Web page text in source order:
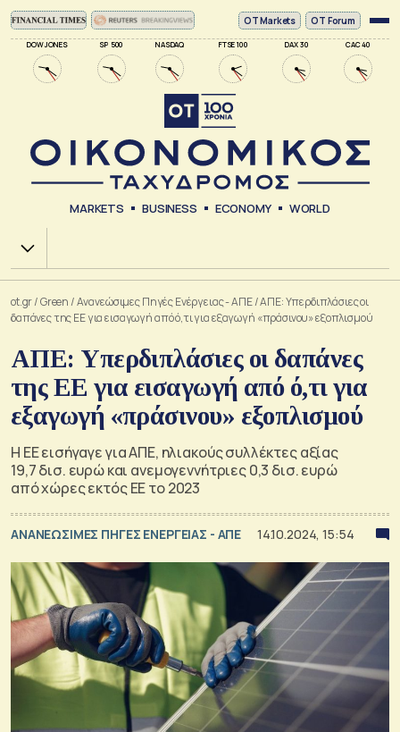
DOW JONES SP 500 NASDAQ FTSE 100 DAX 30 CAC 40
ΟΤ Markets OT Forum
MARKETS BUSINESS ECONOMY WORLD
Χ.Α.
ot.gr/Green /Ανανεώσιμες Πηγές Ενέργειας - ΑΠΕ/ΑΠΕ: Yπερδιπλάσιες οι
δαπάνες της ΕΕ για εισαγωγή από ό,τι για εξαγωγή «πράσινου» εξοπλισμού
ΑΠΕ: Yπερδιπλάσιες οι δαπάνες
της ΕΕ για εισαγωγή από ό,τι για
εξαγωγή «πράσινου» εξοπλισμού
Η ΕΕ εισήγαγε για ΑΠΕ, ηλιακούς συλλέκτες αξίας
19,7 δισ. ευρώ και ανεμογεννήτριες 0,3 δισ. ευρώ
από χώρες εκτός ΕΕ το 2023
ΑΝΑΝΕΩΣΙΜΕΣ ΠΗΓΕΣ ΕΝΕΡΓΕΙΑΣ - ΑΠΕ 14.10.2024, 15:54